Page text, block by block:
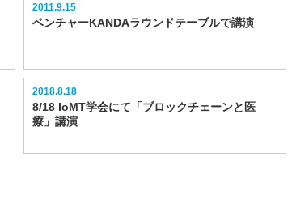
2011.9.15
ベンチャーKANDAラウンドテーブルで講演
2018.8.18
8/18 IoMT学会にて「ブロックチェーンと医
療」講演